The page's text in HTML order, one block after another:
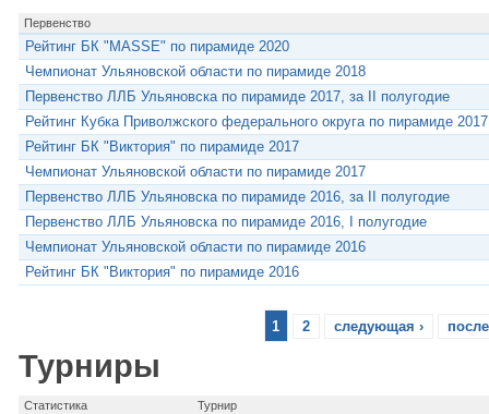
Первенство
Рейтинг БК "MASSE" по пирамиде 2020
Чемпионат Ульяновской области по пирамиде 2018
Первенство ЛЛБ Ульяновска по пирамиде 2017, за II полугодие
Рейтинг Кубка Приволжского федерального округа по пирамиде
Рейтинг БК "Виктория" по пирамиде 2017
Чемпионат Ульяновской области по пирамиде 2017
Первенство ЛЛБ Ульяновска по пирамиде 2016, за II полугодие
Первенство ЛЛБ Ульяновска по пирамиде 2016, I полугодие
Чемпионат Ульяновской области по пирамиде 2016
Рейтинг БК "Виктория" по пирамиде 2016
1 2 следующая ›
Турниры
Статистика Турнир